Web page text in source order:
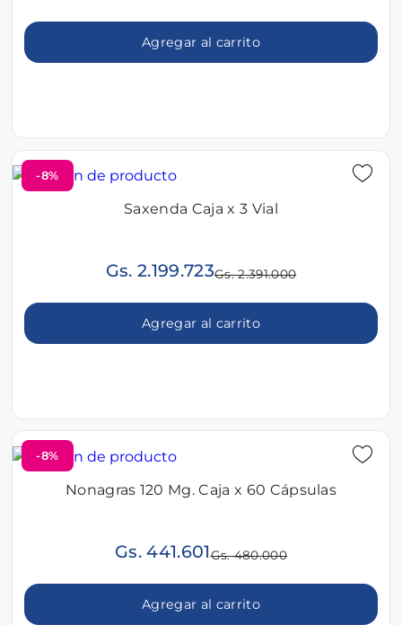
Agregar al carrito
-8%
Saxenda Caja x 3 Vial
Gs. 2.199.723Gs. 2.391.000
Agregar al carrito
-8%
Nonagras 120 Mg. Caja x 60 Cápsulas
Gs. 441.601Gs. 480.000
Agregar al carrito